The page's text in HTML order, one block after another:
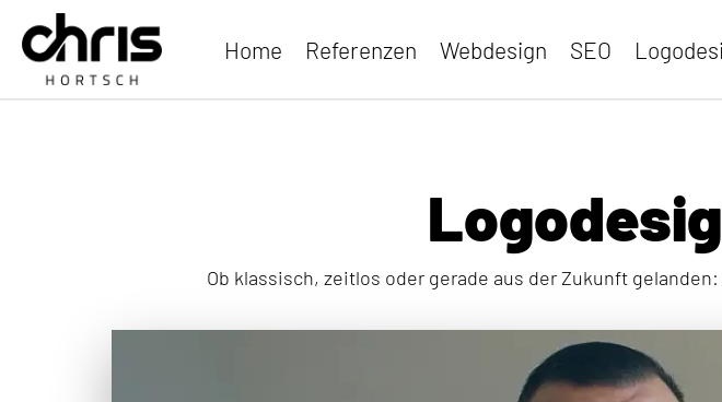
Home Referenzen Webdesign SEO
Ob klassisch, zeitlos oder gerade aus der Zukunft